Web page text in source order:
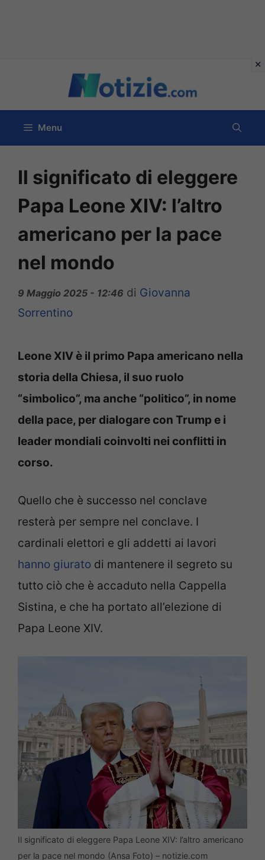
contenuto
Menu
Il significato di eleggere
Papa Leone XIV: l’altro
americano per la pace
nel mondo
9 Maggio 2025 - 12:46 di Giovanna
Sorrentino
Leone XIV è il primo Papa americano nella
storia della Chiesa, il suo ruolo
“simbolico”, ma anche “politico”, in nome
della pace, per dialogare con Trump e i
leader mondiali coinvolti nei conflitti in
corso.
Quello che è successo nel conclave
resterà per sempre nel conclave. I
cardinali elettori e gli addetti ai lavori
hanno giurato di mantenere il segreto su
tutto ciò che è accaduto nella Cappella
Sistina, e che ha portato all’elezione di
Papa Leone XIV.
Il significato di eleggere Papa Leone XIV: l’altro americano
per la pace nel mondo (Ansa Foto) – notizie.com